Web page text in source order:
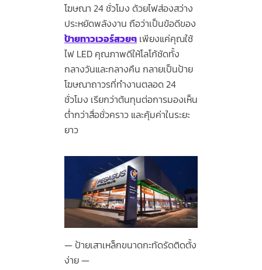
โฆษณา 24 ชั่วโมง ด้วยไฟส่องสว่าง
ประหยัดพลังงาน ถือว่าเป็นข้อดีของ
ป้ายทาวเวอร์สวยๆ เพียงแค่คุณใช้
ไฟ LED คุณภาพดีให้โลโก้ชัดทั้ง
กลางวันและกลางคืน กลายเป็นป้าย
โฆษณาถาวรที่ทำงานตลอด 24
ชั่วโมง เรียกว่าต้นทุนต่อการมองเห็น
ต่ำกว่าสื่อชั่วคราว และคุ้มค่าในระยะ
ยาว
ป้ายเสาเหล็กขนาดกะทัดรัดติดตั้ง
ง่าย